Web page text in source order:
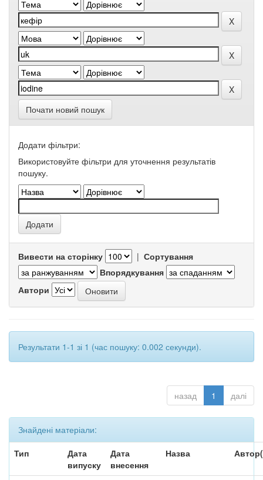
Почати новий пошук
Додати фільтри:
Використовуйте фільтри для уточнення результатів
пошуку.
Вивести на сторінку | Сортування
Впорядкування
Автори
Результати 1-1 зі 1 (час пошуку: 0.002 секунди).
назад 1 далі
Знайдені матеріали:
Тип
Дата
випуску
Дата
внесення
Назва